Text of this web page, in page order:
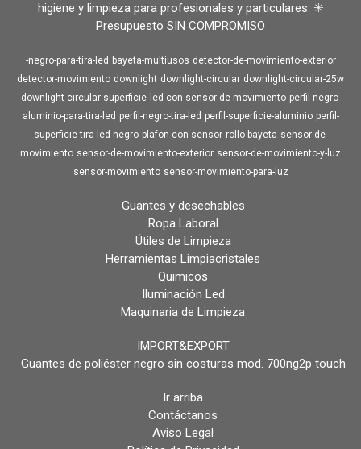
higiene y limpieza para profesionales y particulares. ✳️
Presupuesto SIN COMPROMISO
-negro-para-tira-led bayeta-multiusos detector-de-movimiento-exterior
detector-movimiento downlight downlight-circular downlight-circular-25w
downlight-circular-superficie
led-con-sensor-de-movimiento perfil-negro-
aluminio-para-tira-led perfil-negro-tira-led perfil-superficie-aluminio perfil-
superficie-tira-led-negro plafon-con-sensor rollo-bayeta sensor-de-
movimiento sensor-de-movimiento-exterior sensor-de-movimiento-y-luz
sensor-movimiento sensor-movimiento-para-luz
Guantes y desechables
Ropa Laboral
Útiles de Limpieza
Herramientas Limpiacristales
Quimicos
Iluminación Led
Maquinaria de Limpieza
IMPORT&EXPORT
Guantes de poliéster negro sin costuras mod. 700ng2p touch
Ir arriba
Contáctanos
Aviso Legal